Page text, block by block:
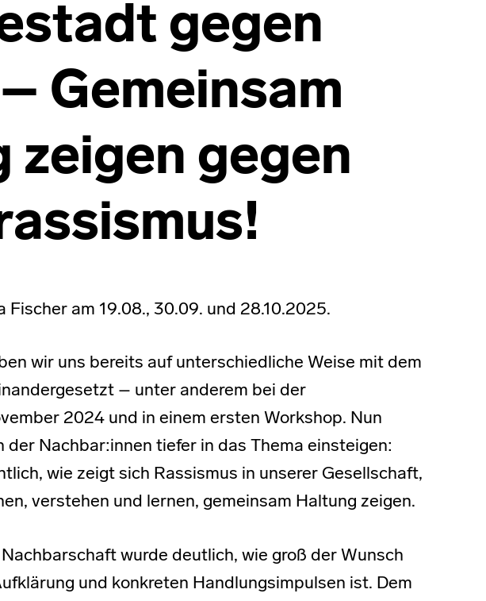
gegen
Gemeinsam
zeigen gegen
Fischer am 19.08., 30.09. und 28.10.2025.
wir uns bereits auf unterschiedliche Weise mit dem
– unter anderem bei der
2024 und in einem ersten Workshop. Nun
der Nachbar:innen tiefer in das Thema einsteigen:
wie zeigt sich Rassismus in unserer Gesellschaft,
verstehen und lernen, gemeinsam Haltung zeigen.
wurde deutlich, wie groß der Wunsch
und konkreten Handlungsimpulsen ist. Dem